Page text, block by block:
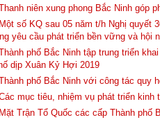
niên xung phong Bắc Ninh góp
số KQ sau 05 năm t/h Nghị quyết
yêu cầu phát triển bền vững và hội
phố Bắc Ninh tập trung triển
dịp Xuân Kỷ Hợi 2019
phố Bắc Ninh với công tác quy
mục tiêu, nhiệm vụ phát triển kinh
Trận Tổ Quốc các cấp Thành